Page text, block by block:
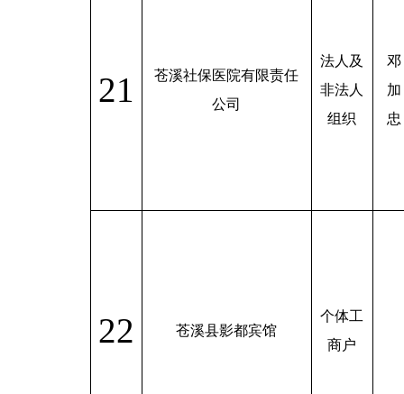
21
苍溪社保医院有限责任
公司
法人及
非法人
组织
邓
加
忠
22 苍溪县影都宾馆
个体工
商户